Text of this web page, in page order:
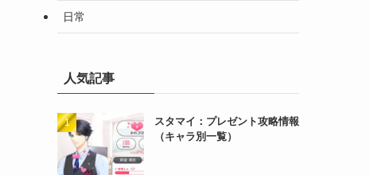
日常
人気記事
スタマイ：プレゼント攻略情報
（キャラ別一覧）